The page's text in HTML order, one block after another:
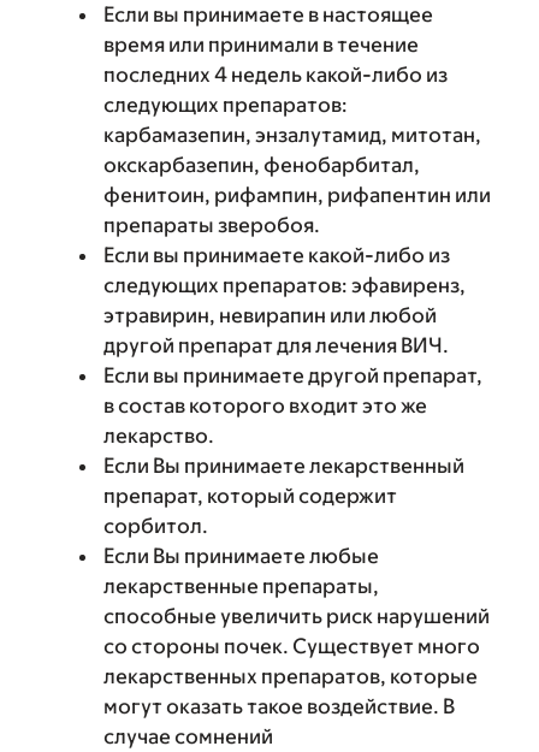
Если вы принимаете в настоящее
время или принимали в течение
последних 4 недель какой-либо из
следующих препаратов:
карбамазепин, энзалутамид, митотан,
окскарбазепин, фенобарбитал,
фенитоин, рифампин, рифапентин или
препараты зверобоя.
Если вы принимаете какой-либо из
следующих препаратов: эфавиренз,
этравирин, невирапин или любой
другой препарат для лечения ВИЧ.
Если вы принимаете другой препарат,
в состав которого входит это же
лекарство.
Если Вы принимаете лекарственный
препарат, который содержит
сорбитол.
Если Вы принимаете любые
лекарственные препараты,
способные увеличить риск нарушений
со стороны почек. Существует много
лекарственных препаратов, которые
могут оказать такое воздействие. В
случае сомнений